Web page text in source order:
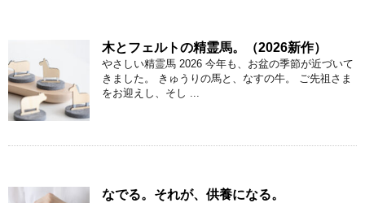
木とフェルトの精霊馬。（2026新作）
やさしい精霊馬 2026 今年も、お盆の季節が近づいて
きました。 きゅうりの馬と、なすの牛。 ご先祖さま
をお迎えし、そし ...
なでる。それが、供養になる。